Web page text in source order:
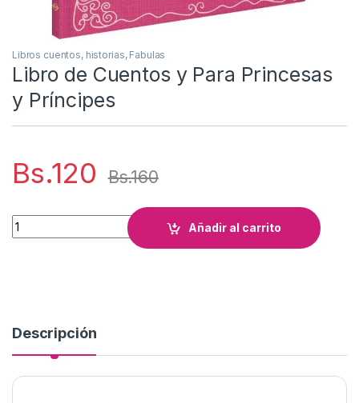
Libros cuentos, historias, Fabulas
Libro de Cuentos y Para Princesas
y Príncipes
Bs.120 Bs.160
Libro de Cuentos y Para Princesas y Príncipes cantidad
Añadir al carrito
Descripción